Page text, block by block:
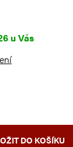
DO KOŠÍKU